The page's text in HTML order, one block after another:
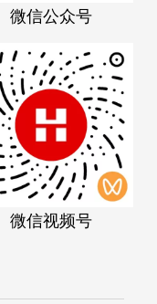
微信公众号
微信视频号